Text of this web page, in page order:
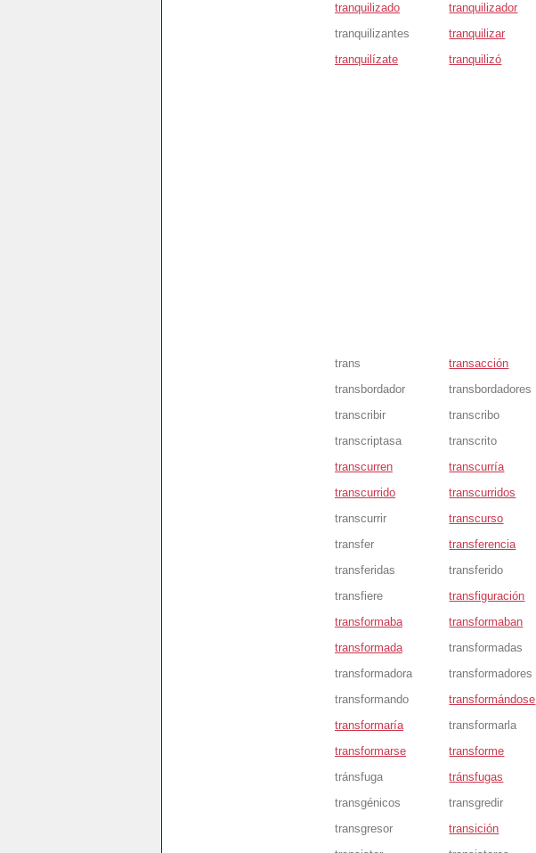
tranquilizado
tranquilizador
tranquilizantes
tranquilizar
tranquilízate
tranquilizó
trans transacción
transbordador
transbordadores
transcribir
transcribo
transcriptasa
transcrito
transcurren
transcurría
transcurrido
transcurridos
transcurrir
transcurso
transfer
transferencia
transferidas
transferido
transfiere
transfiguración
transformaba
transformaban
transformada
transformadas
transformadora
transformadores
transformando
transformándose
transformaría
transformarla
transformarse
transforme
tránsfuga
tránsfugas
transgénicos
transgredir
transgresor
transición